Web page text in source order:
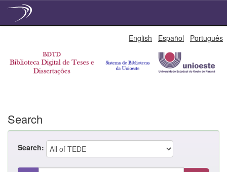
English Español Português
Search
Search: